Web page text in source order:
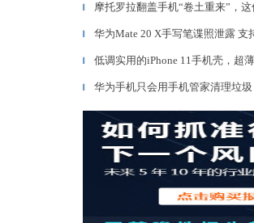
▎ 摩托罗拉翻盖手机“卷土重来”，
▎ 华为Mate 20 X手写笔谍照泄露 支
▎ 低调实用的iPhone 11手机壳，超
▎ 华为手机只会用手机管家清理垃圾